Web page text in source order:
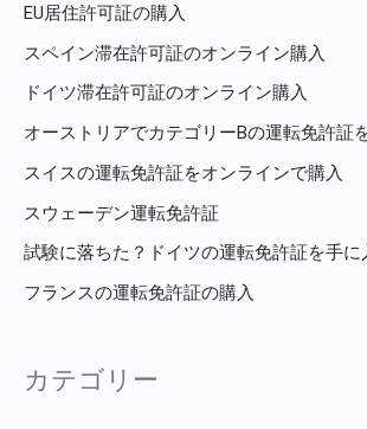
EU居住許可証の購入
スペイン滞在許可証のオンライン購入
ドイツ滞在許可証のオンライン購入
オーストリアでカテゴリーBの運転免許証
スイスの運転免許証をオンラインで購入
スウェーデン運転免許証
試験に落ちた？ドイツの運転免許証を手に
フランスの運転免許証の購入
カテゴリー